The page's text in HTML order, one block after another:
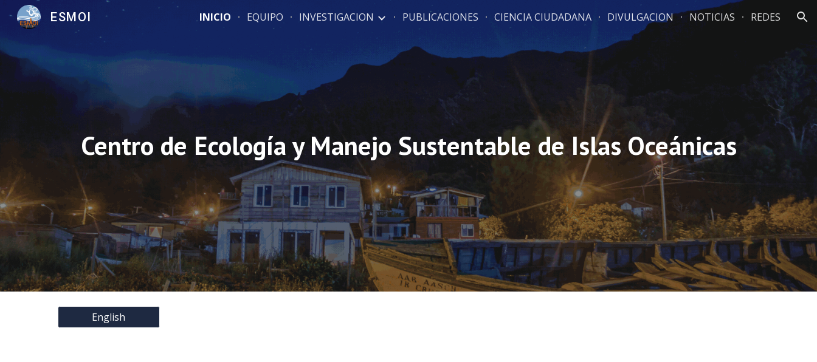
Skip to main content Skip to navigation
ESMOI INICIO EQUIPO INVESTIGACION PUBLICACIONES CIENCIA CIUDADANA DIVULGACION NOTICIAS REDES
Centro de Ecología y Manejo Sustentable de Islas Oceánicas
English